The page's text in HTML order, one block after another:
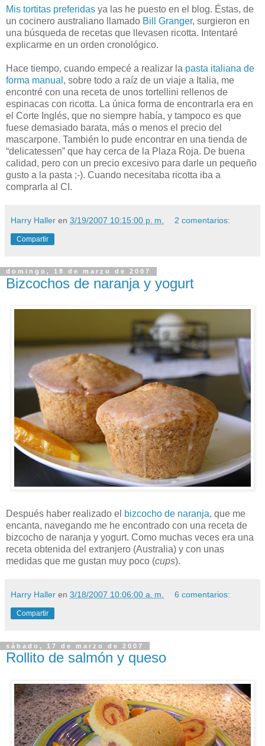
Mis tortitas preferidas ya las he puesto en el blog. Éstas, de
un cocinero australiano llamado Bill Granger, surgieron en
una búsqueda de recetas que llevasen ricotta. Intentaré
explicarme en un orden cronológico.
Hace tiempo, cuando empecé a realizar la pasta italiana de
forma manual , sobre todo a raíz de un viaje a Italia, me
encontré con una receta de unos tortellini rellenos de
espinacas con ricotta. La única forma de encontrarla era en
el Corte Inglés, que no siempre había, y tampoco es que
fuese demasiado barata, más o menos el precio del
mascarpone. También lo pude encontrar en una tienda de
“delicatessen” que hay cerca de la Plaza Roja. De buena
calidad, pero con un precio excesivo para darle un pequeño
gusto a la pasta ;-). Cuando necesitaba ricotta iba a
comprarla al CI.
Harry Haller en 3/19/2007 10:15:00 p. m. 2 comentarios:
Compartir
domingo, 18 de marzo de 2007
Bizcochos de naranja y yogurt
Después haber realizado el bizcocho de naranja, que me
encanta, navegando me he encontrado con una receta de
bizcocho de naranja y yogurt. Como muchas veces era una
receta obtenida del extranjero (Australia) y con unas
medidas que me gustan muy poco (cups).
Harry Haller en 3/18/2007 10:06:00 a. m. 6 comentarios:
Compartir
sábado, 17 de marzo de 2007
Rollito de salmón y queso